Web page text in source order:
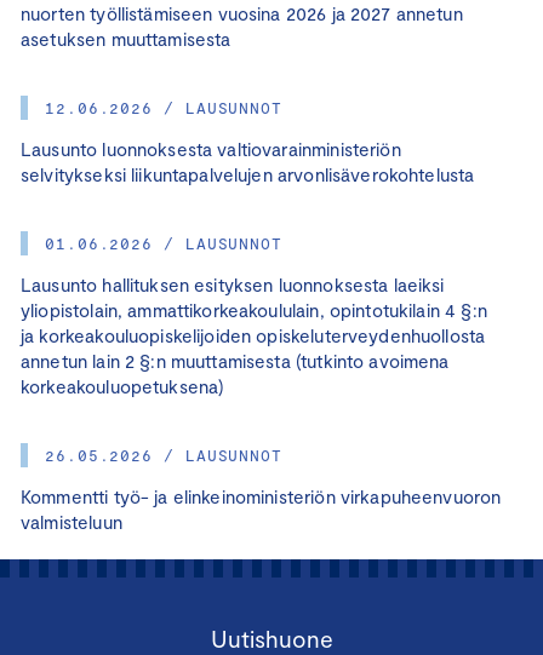
nuorten työllistämiseen vuosina 2026 ja 2027 annetun
asetuksen muuttamisesta
12.06.2026 / LAUSUNNOT
Lausunto luonnoksesta valtiovarainministeriön
selvitykseksi liikuntapalvelujen arvonlisäverokohtelusta
01.06.2026 / LAUSUNNOT
Lausunto hallituksen esityksen luonnoksesta laeiksi
yliopistolain, ammattikorkeakoululain, opintotukilain 4 §:n
ja korkeakouluopiskelijoiden opiskeluterveydenhuollosta
annetun lain 2 §:n muuttamisesta (tutkinto avoimena
korkeakouluopetuksena)
26.05.2026 / LAUSUNNOT
Kommentti työ- ja elinkeinoministeriön virkapuheenvuoron
valmisteluun
Uutishuone